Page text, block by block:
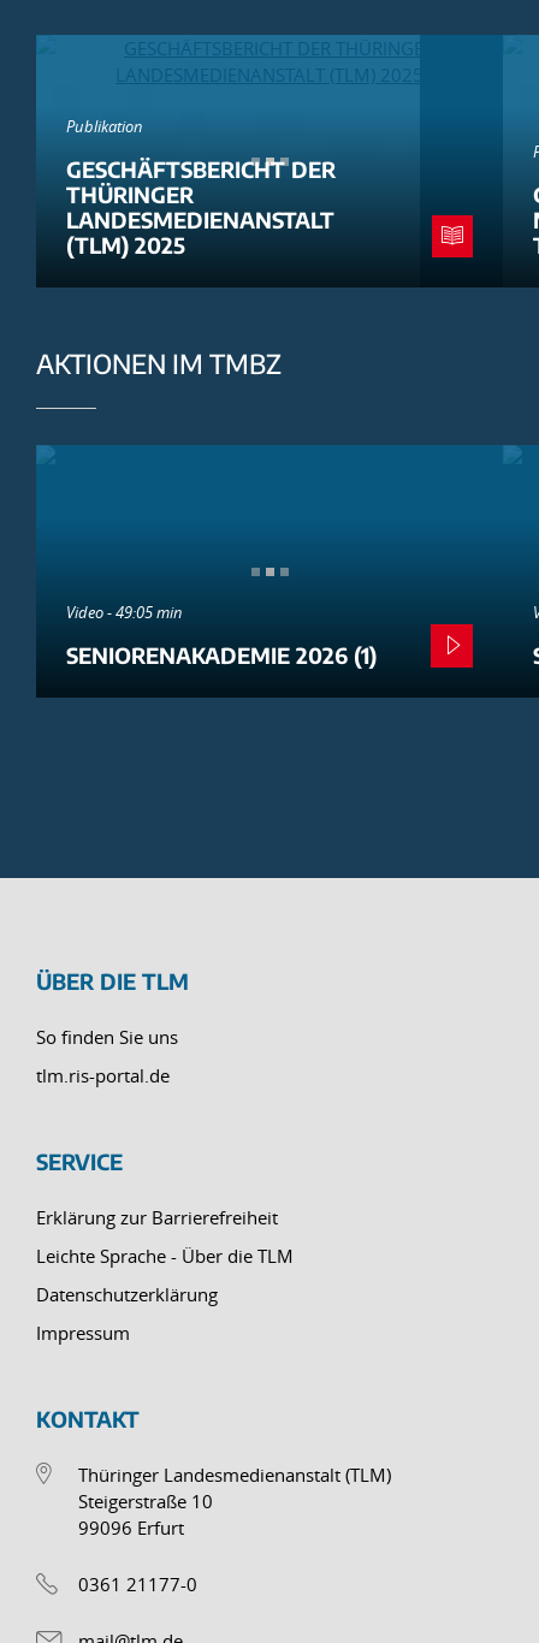
Publikation
GESCHÄFTSBERICHT DER
THÜRINGER
LANDESMEDIENANSTALT
(TLM) 2025
AKTIONEN IM TMBZ
Video - 49:05 min
SENIORENAKADEMIE 2026 (1)
ÜBER DIE TLM
So finden Sie uns
tlm.ris-portal.de
SERVICE
Erklärung zur Barrierefreiheit
Leichte Sprache - Über die TLM
Datenschutzerklärung
Impressum
KONTAKT
Thüringer Landesmedienanstalt (TLM)
Steigerstraße 10
99096 Erfurt
0361 21177-0